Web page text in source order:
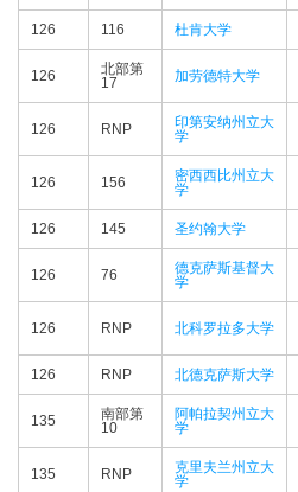
126 116 杜肯大学
126
北部第
17
加劳德特大学
126 RNP
印第安纳州立大
学
126 156
密西西比州立大
学
126 145 圣约翰大学
126 76
德克萨斯基督大
学
126 RNP 北科罗拉多大学
126 RNP 北德克萨斯大学
135
南部第
10
阿帕拉契州立大
学
135 RNP
克里夫兰州立大
学